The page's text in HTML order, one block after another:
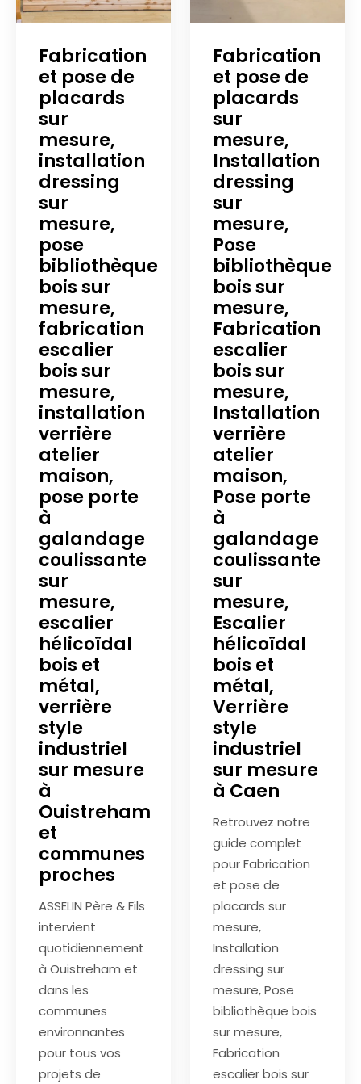
Fabrication
et pose de
placards
sur
mesure,
installation
dressing
sur
mesure,
pose
bibliothèque
bois sur
mesure,
fabrication
escalier
bois sur
mesure,
installation
verrière
atelier
maison,
pose porte
à
galandage
coulissante
sur
mesure,
escalier
hélicoïdal
bois et
métal,
verrière
style
industriel
sur mesure
à
Ouistreham
et
communes
proches
ASSELIN Père & Fils
intervient
quotidiennement
à Ouistreham et
dans les
communes
environnantes
pour tous vos
projets de
Fabrication
et pose de
placards
sur
mesure,
Installation
dressing
sur
mesure,
Pose
bibliothèque
bois sur
mesure,
Fabrication
escalier
bois sur
mesure,
Installation
verrière
atelier
maison,
Pose porte
à
galandage
coulissante
sur
mesure,
Escalier
hélicoïdal
bois et
métal,
Verrière
style
industriel
sur mesure
à Caen
Retrouvez notre
guide complet
pour Fabrication
et pose de
placards sur
mesure,
Installation
dressing sur
mesure, Pose
bibliothèque bois
sur mesure,
Fabrication
escalier bois sur